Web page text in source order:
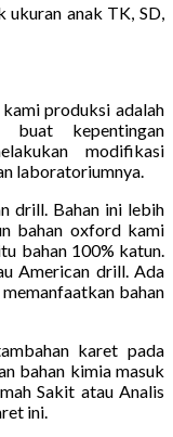
ukuran anak TK, SD,
produksi adalah
kepentingan
modifikasi
laboratoriumnya.
drill. Bahan ini lebih
bahan oxford kami
bahan 100% katun.
American drill. Ada
bahan
karet pada
bahan kimia masuk
Sakit atau Analis
ini.